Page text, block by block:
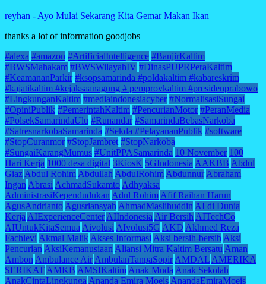
reyhan - Ayo Mulai Sekarang Kita Gemar Makan Ikan
thanks a lot of information goodjobs
#alexa #amazon #ArtificialIntelligence #BanjirKaltim
#BWSMahakam #BWSWilayahIV #DinasPUPRPeraKaltim
#KeamananParkir #ksopsamarinda #poldakaltim #kabareskrim
#kajatikaltim #kejaksaanagung # pemprovkaltim #presidenprabowo
#LingkunganKaltim #mediaindonesiacyber #NormalisasiSungai
#OpiniPublik #PemerintahKaltim #PencurianMotor #PeranMedia
#PolsekSamarindaUlu #Runandar #SamarindaBebasNarkoba
#SatresnarkobaSamarinda #Sekda #PelayananPublik #software
#StopCuranmor #StopJambret #StopNarkoba
#SungaiKarangMumus #UnitPPASamarinda 10 November 100
Hari Kerja 1000 desa digital 3KiosK 5GIndonesia AAKBB Abdul
Giaz Abdul Rohim Abdullah AbdulRohim Abdunnur Abraham
Ingan Abrasi AchmadSukamto Adhyaksa
AdministrasiKependudukan Adul Rohim Afif Raihan Harun
AgusAndrianto Agusriansyah AhmadMaslihuddin AI di Dunia
Kerja AIExperienceCenter AIIndonesia Air Bersih AITechCo
AIUntukKitaSemua Aivolusi AIvolusi5G AKD Akhmed Reza
Fachlevi Akmal Malik Akses Informasi Aksi bersih-bersih Aksi
Pencurian AksiKemanusiaan Aliansi Mitra Kaltim Bersatu Aman
Ambon Ambulance Air AmbulanTanpaSopir AMDAL AMERIKA
SERIKAT AMKB AMSIKaltim Anak Muda Anak Sekolah
AnakCintaLingkunga Ananda Emira Moeis AnandaEmiraMoeis